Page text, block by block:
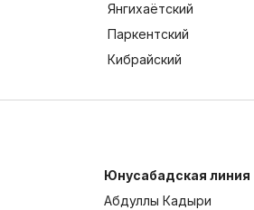
Янгихаётский
Паркентский
Кибрайский
Юнусабадская линия
Абдуллы Кадыри